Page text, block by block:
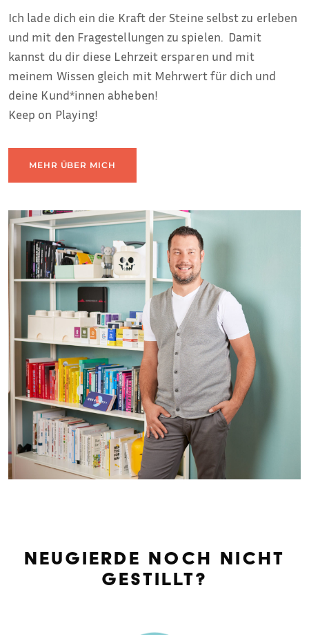
Ich lade dich ein die Kraft der Steine selbst zu erleben
und mit den Fragestellungen zu spielen. Damit
kannst du dir diese Lehrzeit ersparen und mit
meinem Wissen gleich mit Mehrwert für dich und
deine Kund*innen abheben!
Keep on Playing!
MEHR ÜBER MICH
Neugierde noch nicht
gestillt?